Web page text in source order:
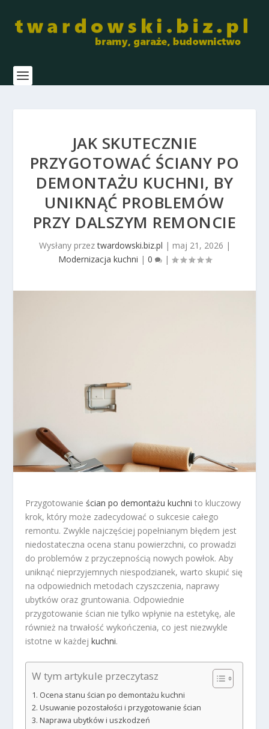
JAK SKUTECZNIE
PRZYGOTOWAĆ ŚCIANY PO
DEMONTAŻU KUCHNI, BY
UNIKNĄĆ PROBLEMÓW
PRZY DALSZYM REMONCIE
Wysłany przeztwardowski.biz.pl | maj 21, 2026 |
Modernizacja kuchni | 0 |
Przygotowanieścian po demontażu kuchni to kluczowy
krok, który może zadecydować o sukcesie całego
remontu. Zwykle najczęściej popełnianym błędem jest
niedostateczna ocena stanu powierzchni, co prowadzi
do problemów z przyczepnością nowych powłok. Aby
uniknąć nieprzyjemnych niespodzianek, warto skupić się
na odpowiednich metodach czyszczenia, naprawy
ubytków oraz gruntowania. Odpowiednie
przygotowanie ścian nie tylko wpłynie na estetykę, ale
również na trwałość wykończenia, co jest niezwykle
istotne w każdejkuchni.
W tym artykule przeczytasz
Ocena stanu ścian po demontażu kuchni
Usuwanie pozostałości i przygotowanie ścian
Naprawa ubytków i uszkodzeń